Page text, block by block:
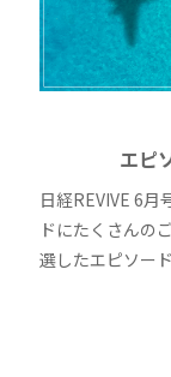
エピ
日経REVIVE 6
ドにたくさんの
選したエピソー